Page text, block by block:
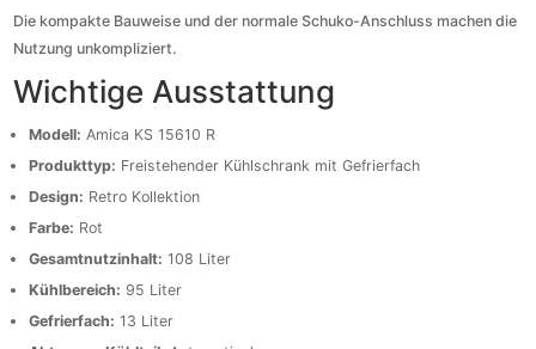
Die kompakte Bauweise und der normale Schuko-Anschluss machen die
Nutzung unkompliziert.
Wichtige Ausstattung
Modell: Amica KS 15610 R
Produkttyp: Freistehender Kühlschrank mit Gefrierfach
Design: Retro Kollektion
Farbe: Rot
Gesamtnutzinhalt: 108 Liter
Kühlbereich: 95 Liter
Gefrierfach: 13 Liter